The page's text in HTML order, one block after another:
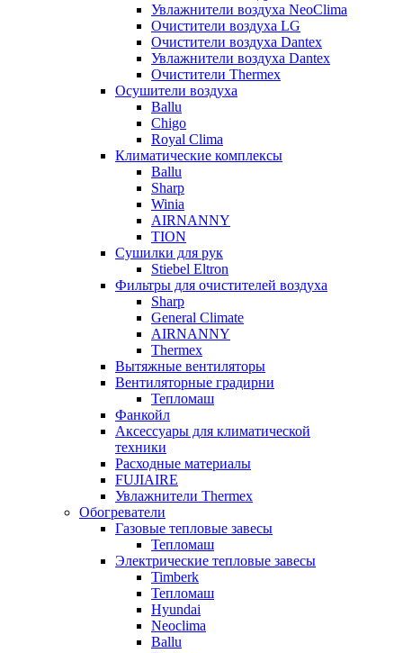
Увлажнители воздуха NeoClima
Очистители воздуха LG
Очистители воздуха Dantex
Увлажнители воздуха Dantex
Очистители Thermex
Осушители воздуха
Ballu
Chigo
Royal Clima
Климатические комплексы
Ballu
Sharp
Winia
AIRNANNY
TION
Сушилки для рук
Stiebel Eltron
Фильтры для очистителей воздуха
Sharp
General Climate
AIRNANNY
Thermex
Вытяжные вентиляторы
Вентиляторные градирни
Тепломаш
Фанкойл
Аксессуары для климатической
техники
Расходные материалы
FUJIAIRE
Увлажнители Thermex
Обогреватели
Газовые тепловые завесы
Тепломаш
Электрические тепловые завесы
Timberk
Тепломаш
Hyundai
Neoclima
Ballu